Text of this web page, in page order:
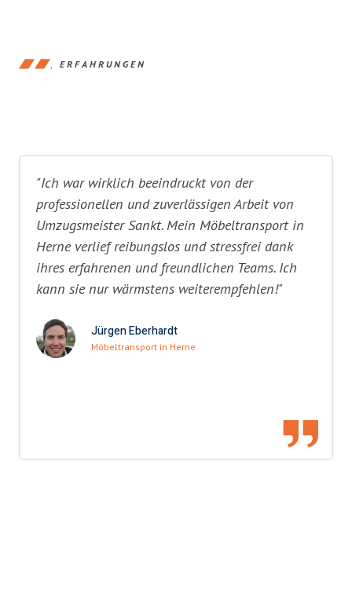
ERFAHRUNGEN
"Ich war wirklich beeindruckt von der
professionellen und zuverlässigen Arbeit von
Umzugsmeister Sankt. Mein Möbeltransport in
Herne verlief reibungslos und stressfrei dank
ihres erfahrenen und freundlichen Teams. Ich
kann sie nur wärmstens weiterempfehlen!"
Jürgen Eberhardt
Möbeltransport in Herne